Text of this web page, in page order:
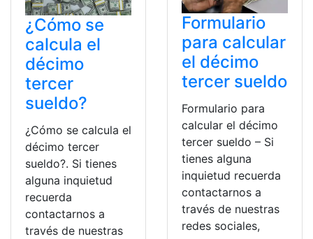
¿Cómo se
calcula el
décimo
tercer
sueldo?
¿Cómo se calcula el
décimo tercer
sueldo?. Si tienes
alguna inquietud
recuerda
contactarnos a
través de nuestras
Formulario
para calcular
el décimo
tercer sueldo
Formulario para
calcular el décimo
tercer sueldo – Si
tienes alguna
inquietud recuerda
contactarnos a
través de nuestras
redes sociales,